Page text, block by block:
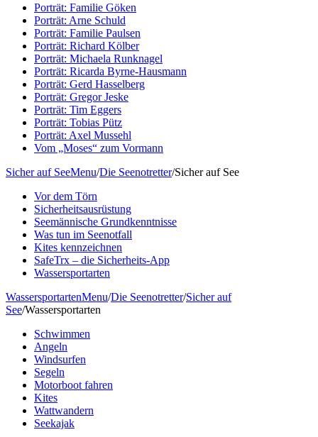
Porträt: Familie Göken
Porträt: Arne Schuld
Porträt: Familie Paulsen
Porträt: Richard Kölber
Porträt: Michaela Runknagel
Porträt: Ricarda Byrne-Hausmann
Porträt: Gerd Hasselberg
Porträt: Gregor Jeske
Porträt: Tim Eggers
Porträt: Tobias Pütz
Porträt: Axel Mussehl
Vom „Moses“ zum Vormann
Sicher auf SeeMenu/Die Seenotretter/Sicher auf See
Vor dem Törn
Sicherheitsausrüstung
Seemännische Grundkenntnisse
Was tun im Seenotfall
Kites kennzeichnen
SafeTrx – die Sicherheits-App
Wassersportarten
WassersportartenMenu/Die Seenotretter/Sicher auf
See/Wassersportarten
Schwimmen
Angeln
Windsurfen
Segeln
Motorboot fahren
Kites
Wattwandern
Seekajak